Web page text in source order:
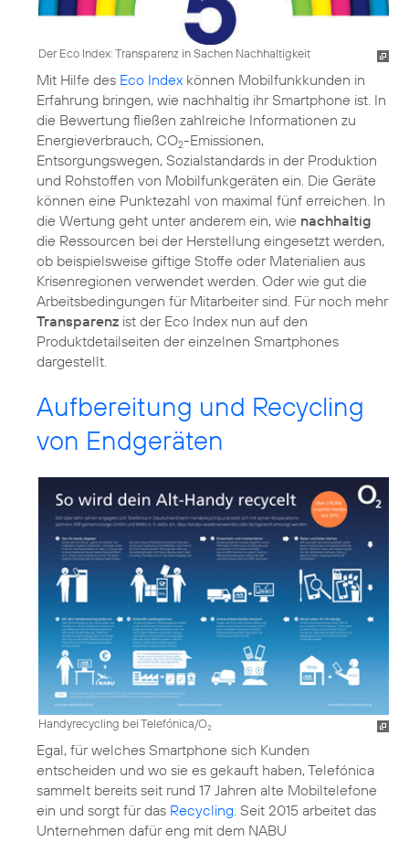
Der Eco Index: Transparenz in Sachen Nachhaltigkeit
Mit Hilfe des Eco Index können Mobilfunkkunden in
Erfahrung bringen, wie nachhaltig ihr Smartphone ist. In
die Bewertung fließen zahlreiche Informationen zu
Energieverbrauch, CO2-Emissionen,
Entsorgungswegen, Sozialstandards in der Produktion
und Rohstoffen von Mobilfunkgeräten ein. Die Geräte
können eine Punktezahl von maximal fünf erreichen. In
die Wertung geht unter anderem ein, wie nachhaltig
die Ressourcen bei der Herstellung eingesetzt werden,
ob beispielsweise giftige Stoffe oder Materialien aus
Krisenregionen verwendet werden. Oder wie gut die
Arbeitsbedingungen für Mitarbeiter sind. Für noch mehr
Transparenz ist der Eco Index nun auf den
Produktdetailseiten der einzelnen Smartphones
Aufbereitung und Recycling
von Endgeräten
Handyrecycling bei Telefónica/O2
Egal, für welches Smartphone sich Kunden
entscheiden und wo sie es gekauft haben, Telefónica
sammelt bereits seit rund 17 Jahren alte Mobiltelefone
ein und sorgt für das Recycling. Seit 2015 arbeitet das
Unternehmen dafür eng mit dem NABU